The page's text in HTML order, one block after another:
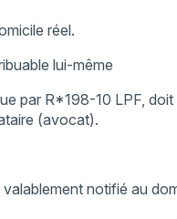
réel.
lui-même
par R*198-10 LPF,
(avocat).
notifié au